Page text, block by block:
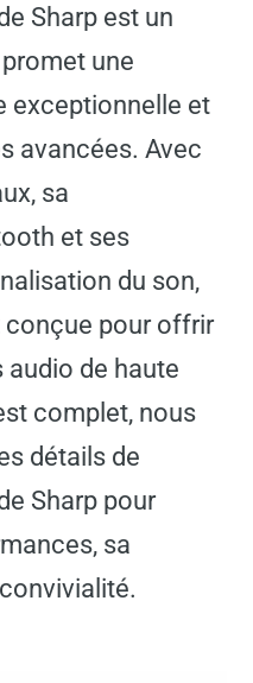
Sharp est un
une
exceptionnelle et
avancées. Avec
sa
et ses
du son,
pour offrir
de haute
complet, nous
détails de
Sharp pour
sa